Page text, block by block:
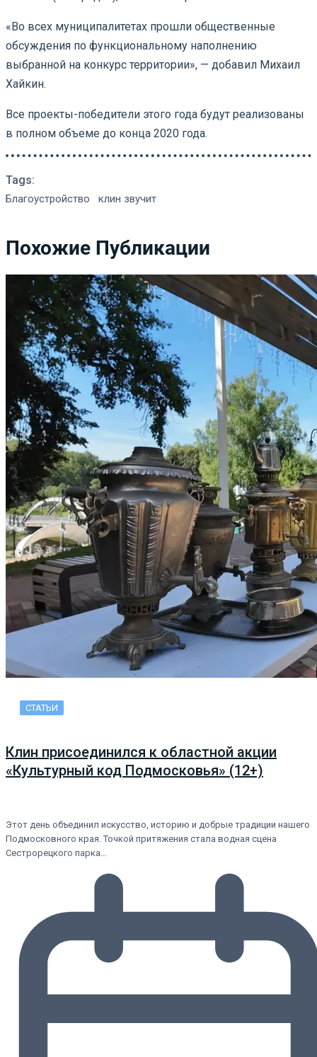
«Во всех муниципалитетах прошли общественные
обсуждения по функциональному наполнению
выбранной на конкурс территории», — добавил Михаил
Хайкин.
Все проекты-победители этого года будут реализованы
в полном объеме до конца 2020 года.
Tags:
Благоустройство клин звучит
Похожие Публикации
СТАТЬИ
Клин присоединился к областной акции
«Культурный код Подмосковья» (12+)
Этот день объединил искусство, историю и добрые традиции нашего
Подмосковного края. Точкой притяжения стала водная сцена
Сестрорецкого парка…